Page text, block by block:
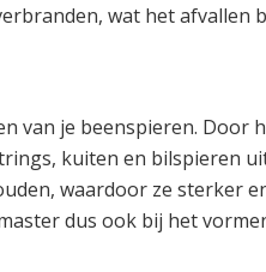
wat het afvallen
van je beenspieren. Door
kuiten en bilspieren
waardoor ze sterker
dus ook bij het